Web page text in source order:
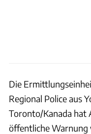
Die
Regional Police aus
Toronto/Kanada hat
öffentliche Warnung